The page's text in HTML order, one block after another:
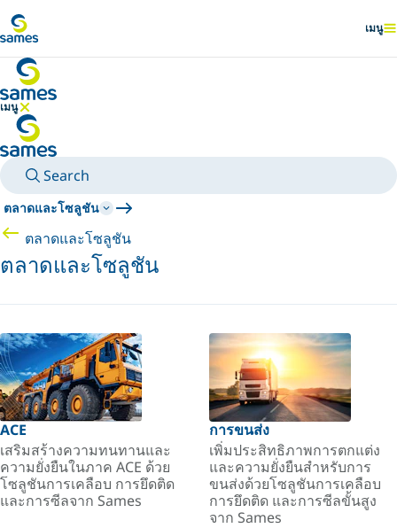
แสดง
เมนู
เมนู
ซ่อนเมนู
Search
ตลาดและโซลูชัน
ตลาดและโซลูชัน
ตลาดและโซลูชัน
ACE
เสริมสร้างความทนทานและ
ความยั่งยืนในภาค ACE ด้วย
โซลูชันการเคลือบ การยึดติด
และการซีลจาก Sames
การขนส่ง
เพิ่มประสิทธิภาพการตกแต่ง
และความยั่งยืนสำหรับการ
ขนส่งด้วยโซลูชันการเคลือบ
การยึดติด และการซีลขั้นสูง
จาก Sames